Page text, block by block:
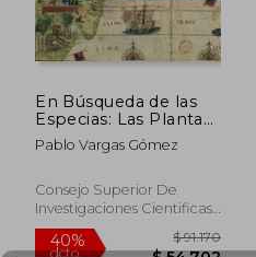
50%
dcto.
$ 92.991
$ 46.495
En Búsqueda de las
Especias: Las Plantas
de la Expedición
Magallanes-Elcano
Pablo Vargas Gómez
Consejo Superior De
Investigaciones Cientificas,
2020, Tapa Blanda, Nuevo